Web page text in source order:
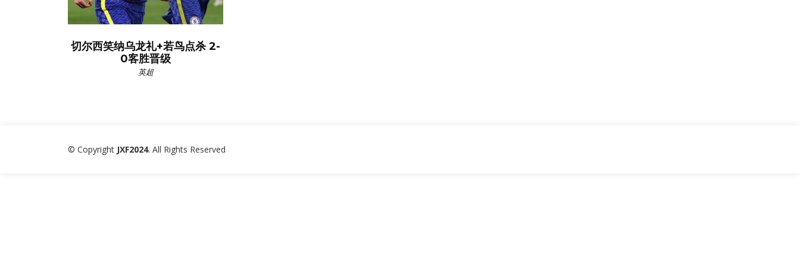
切尔西笑纳乌龙礼+若鸟点杀 2-
0客胜晋级
英超
© Copyright JXF2024. All Rights Reserved